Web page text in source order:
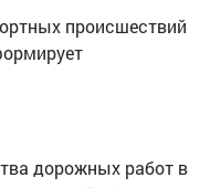
происшествий
дорожных работ в